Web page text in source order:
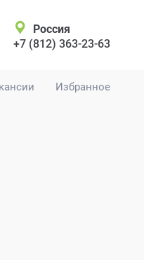
Избранное
Россия
+7 (812) 363-23-63